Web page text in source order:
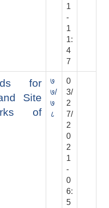
1
-
1
1:
4
7
for
Site
of
७
७/
७
८
0
3/
2
7/
2
0
2
1
-
0
6:
5